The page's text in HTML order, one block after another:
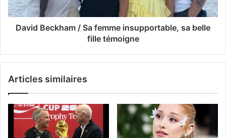
David Beckham / Sa femme insupportable, sa belle
fille témoigne
Articles similaires